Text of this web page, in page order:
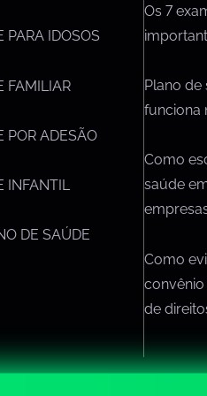
PARA IDOSOS
FAMILIAR
POR ADESÃO
INFANTIL
DE SAÚDE
Os 7
Plano de
funciona
Como
saúde
Como
de